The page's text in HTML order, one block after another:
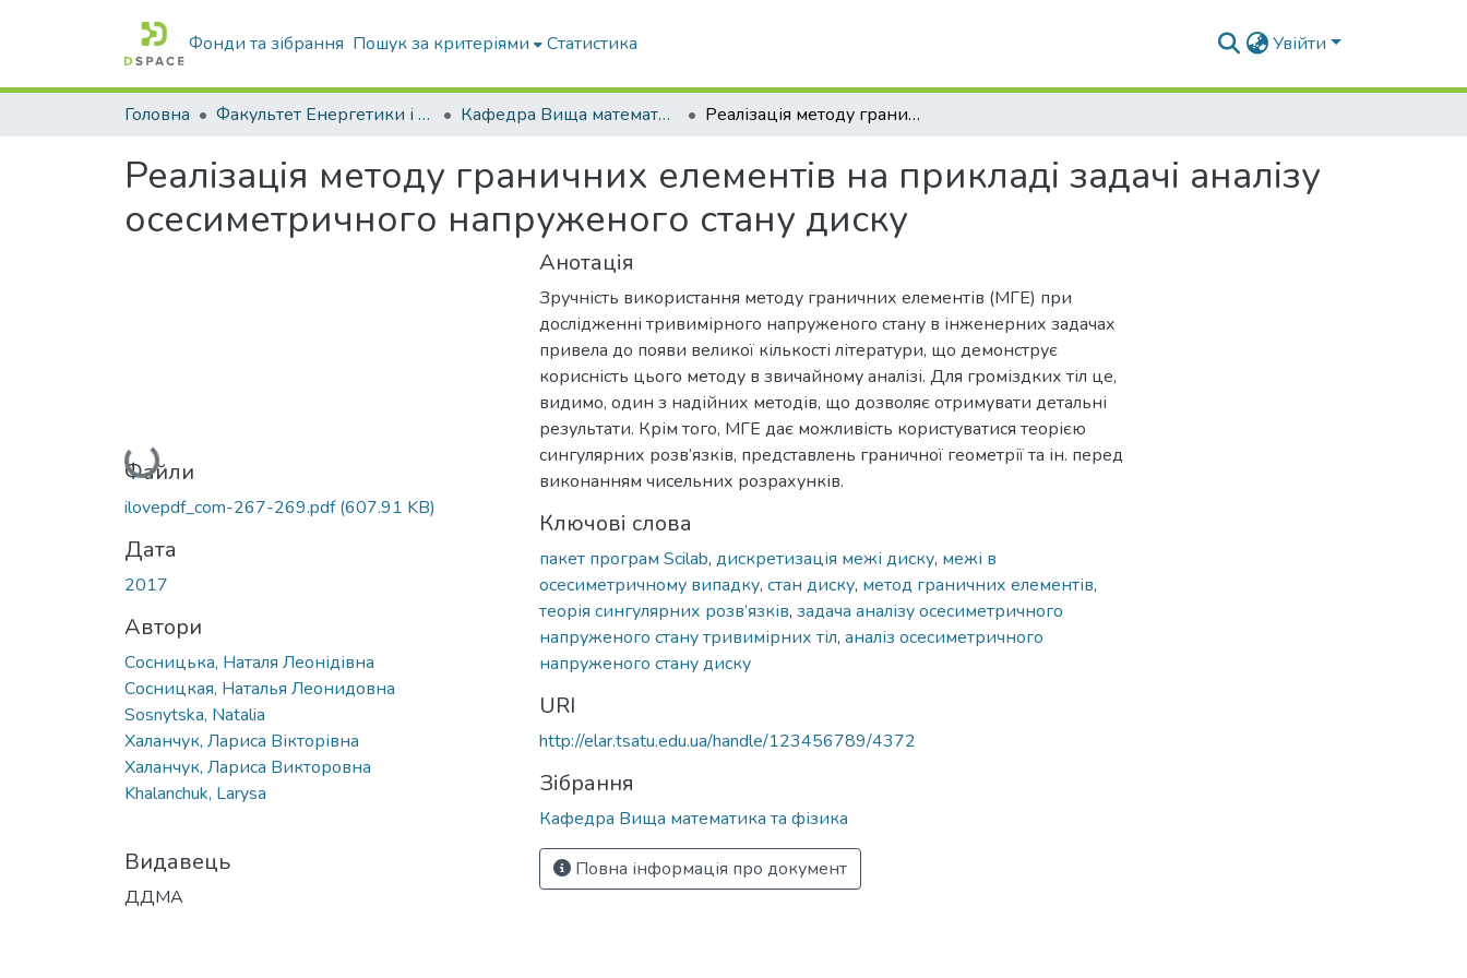
Фонди та зібрання Пошук за критеріями Статистика Увійти
Головна Факультет Енергетики і комп'ютерних технологій Кафедра Вища математика та фізика Реалізація методу граничних елементів на прикладі задачі аналізу осесиметричного напруженого стану диску
Реалізація методу граничних елементів на прикладі задачі аналізу
осесиметричного напруженого стану диску
Вантажиться...
Файли
ilovepdf_com-267-269.pdf(607.91 KB)
Дата
2017
Автори
Сосницька, Наталя Леонідівна
Сосницкая, Наталья Леонидовна
Sosnytska, Natalia
Халанчук, Лариса Вікторівна
Халанчук, Лариса Викторовна
Khalanchuk, Larysa
Видавець
ДДМА
Анотація
Зручність використання методу граничних елементів (МГЕ) при
дослідженні тривимірного напруженого стану в інженерних задачах
привела до появи великої кількості літератури, що демонструє
корисність цього методу в звичайному аналізі. Для громіздких тіл це,
видимо, один з надійних методів, що дозволяє отримувати детальні
результати. Крім того, МГЕ дає можливість користуватися теорією
сингулярних розв’язків, представлень граничної геометрії та ін. перед
виконанням чисельних розрахунків.
Ключові слова
пакет програм Scilab, дискретизація межі диску, межі в
осесиметричному випадку, стан диску, метод граничних елементів,
теорія сингулярних розв’язків, задача аналізу осесиметричного
напруженого стану тривимірних тіл, аналіз осесиметричного
напруженого стану диску
URI
http://elar.tsatu.edu.ua/handle/123456789/4372
Зібрання
Кафедра Вища математика та фізика
Повна інформація про документ